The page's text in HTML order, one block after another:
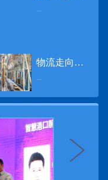
...
物流走向未来的“魔法师”
...